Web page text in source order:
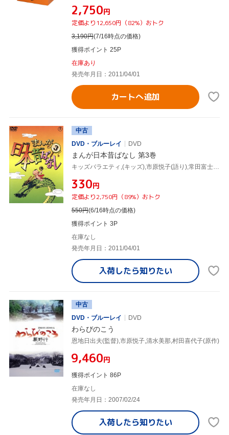
¥2,750円
定価より12,650円（82%）おトク
3,190円(7/16時点の価格)
獲得ポイント 25P
在庫あり
発売年月日：2011/04/01
カートへ追加
中古
DVD・ブルーレイ
DVD
まんが日本昔ばなし 第3巻
キッズバラエティ,(キッズ),市原悦子(語り),常田富士男(語り),北原じゅん(音楽),愛プロ(音楽)
¥330円
定価より2,750円（89%）おトク
550円(6/16時点の価格)
獲得ポイント 3P
在庫なし
発売年月日：2011/04/01
入荷したら知りたい
中古
DVD・ブルーレイ
DVD
わらびのこう
恩地日出夫(監督),市原悦子,清水美那,村田喜代子(原作)
¥9,460円
獲得ポイント 86P
在庫なし
発売年月日：2007/02/24
入荷したら知りたい